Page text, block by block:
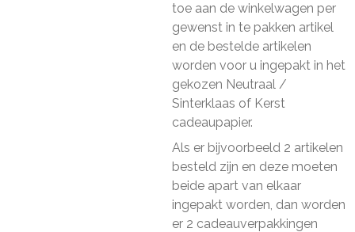
toe aan de winkelwagen per
gewenst in te pakken artikel
en de bestelde artikelen
worden voor u ingepakt in het
gekozen Neutraal /
Sinterklaas of Kerst
cadeaupapier.
Als er bijvoorbeeld 2 artikelen
besteld zijn en deze moeten
beide apart van elkaar
ingepakt worden, dan worden
er 2 cadeauverpakkingen